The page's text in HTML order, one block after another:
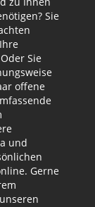
Sie
Sie
offene
und
Gerne